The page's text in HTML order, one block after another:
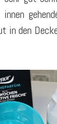
in den